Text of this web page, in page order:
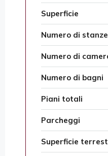
Superficie
Numero di stanze
Numero di
Numero di bagni
Piani totali
Parcheggi
Superficie